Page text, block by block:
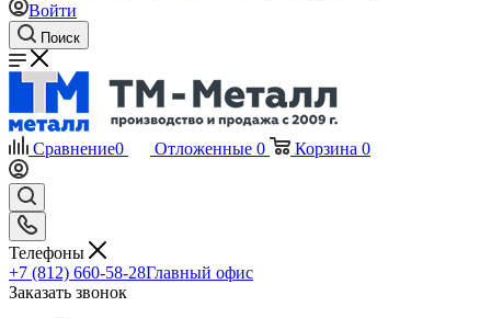
Войти
Поиск
Сравнение0 Отложенные 0 Корзина 0
Телефоны
+7 (812) 660-58-28Главный офис
Заказать звонок